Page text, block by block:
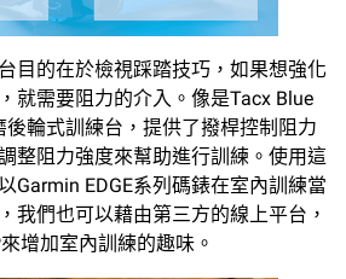
目的在於檢視踩踏技巧，如果想強化
就需要阻力的介入。像是Tacx Blue
輪式訓練台，提供了撥桿控制阻力
整阻力強度來幫助進行訓練。使用這
Garmin EDGE系列碼錶在室內訓練當
我們也可以藉由第三方的線上平台，
增加室內訓練的趣味。